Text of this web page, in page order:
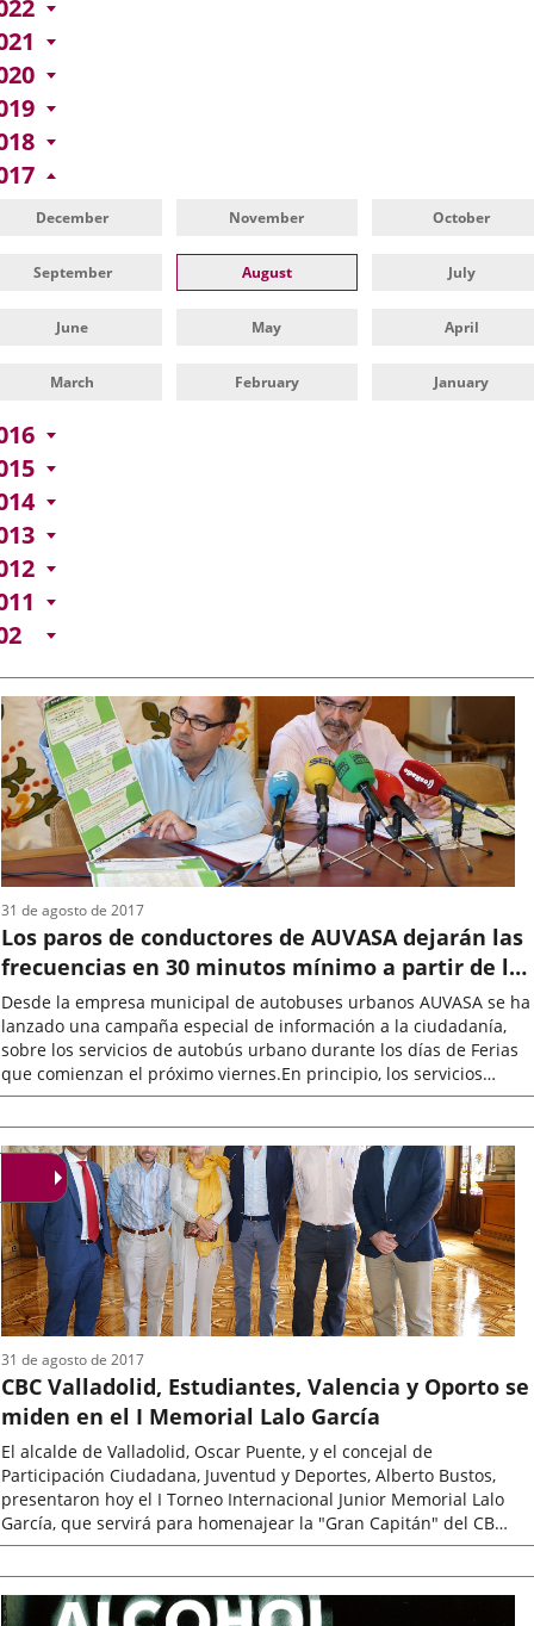
December November October
September August July
June May April
March February January
Los paros de conductores de AUVASA dejarán las
frecuencias en 30 minutos mínimo a partir de las
21 horas durante las Ferias, si no hay acuerdo
Desde la empresa municipal de autobuses urbanos AUVASA se ha
lanzado una campaña especial de información a la ciudadanía,
sobre los servicios de autobús urbano durante los días de Ferias
que comienzan el próximo viernes.En principio, los servicios
anunciados...
de
la
31 de agosto de 2017
CBC Valladolid, Estudiantes, Valencia y Oporto se
miden en el I Memorial Lalo García
El alcalde de Valladolid, Oscar Puente, y el concejal de
Participación Ciudadana, Juventud y Deportes, Alberto Bustos,
presentaron hoy el I Torneo Internacional Junior Memorial Lalo
García, que servirá para homenajear la "Gran Capitán" del CB
Valladolid, fallecido...
de
la
noticia
31 de agosto de 2017